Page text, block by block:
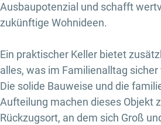
Ausbaupotenzial und schafft
zukünftige Wohnideen.
Ein praktischer Keller bietet
alles, was im Familienalltag
Die solide Bauweise und die
Aufteilung machen dieses Objekt
Rückzugsort, an dem sich Groß